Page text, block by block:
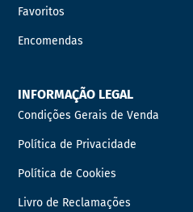
Favoritos
Encomendas
INFORMAÇÃO LEGAL
Condições Gerais de Venda
Política de Privacidade
Política de Cookies
Livro de Reclamações